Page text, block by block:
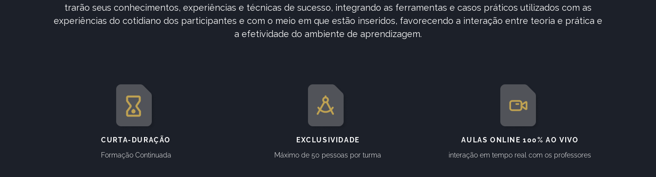
trarão seus conhecimentos, experiências e técnicas de sucesso, integrando as ferramentas e casos práticos utilizados com as
experiências do cotidiano dos participantes e com o meio em que estão inseridos, favorecendo a interação entre teoria e prática e
a efetividade do ambiente de aprendizagem.
CURTA-DURAÇÃO
Formação Continuada
EXCLUSIVIDADE
Máximo de 50 pessoas por turma
AULAS ONLINE 100% AO VIVO
interação em tempo real com os professores